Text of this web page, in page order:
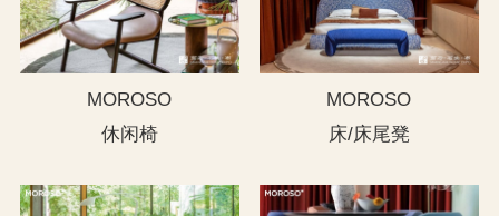
MOROSO
休闲椅
MOROSO
床/床尾凳